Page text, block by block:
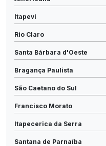
Itapevi
Rio Claro
Santa Bárbara d'Oeste
Bragança Paulista
São Caetano do Sul
Francisco Morato
Itapecerica da Serra
Santana de Parnaíba